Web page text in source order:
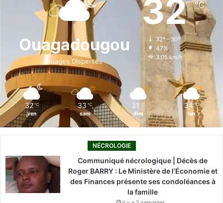
b
o
k
i
n
a
g
r
o
k
Ouagadougou
Nuages Dispersés
32℃
32º - 30º
47%
3.05 km/h
32 ℃
ven
33 ℃
sam
31 ℃
dim
34 ℃
lun
NÉCROLOGIE
Communiqué nécrologique | Décès de
Roger BARRY : Le Ministère de l’Économie et
des Finances présente ses condoléances à
la famille